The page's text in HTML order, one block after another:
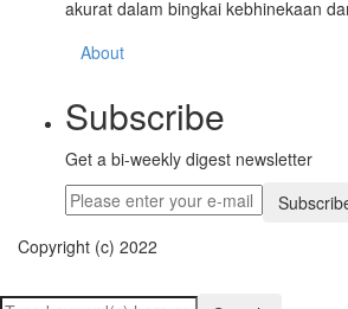
akurat dalam bingkai kebhinekaan
About
Subscribe
Get a bi-weekly digest newsletter
Copyright (c) 2022